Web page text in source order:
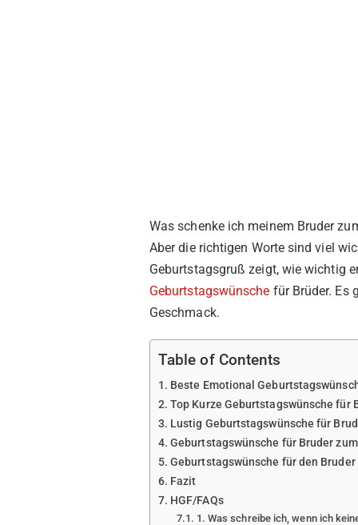
Was schenke ich meinem Bruder
Aber die richtigen Worte sind viel
Geburtstagsgruß zeigt, wie wichtig
Geburtstagswünsche für Brüder. Es
Geschmack.
Table of Contents
Beste Emotional
Top Kurze Geburtstagswünsche für
Lustig Geburtstagswünsche für
Geburtstagswünsche für Bruder
Geburtstagswünsche für den Bruder
Fazit
HGF/FAQs
1. Was schreibe ich, wenn ich